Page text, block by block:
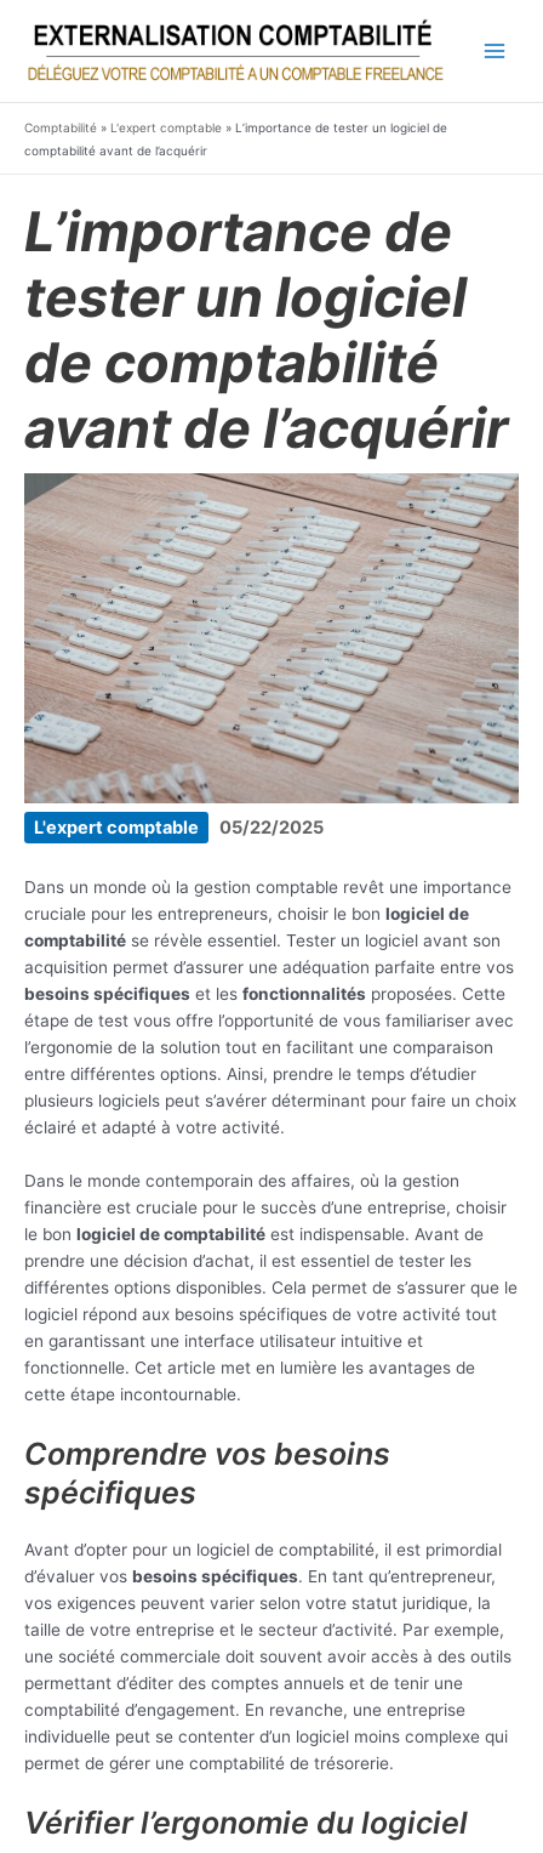
contenu
Comptabilité » L'expert comptable » L’importance de tester un logiciel de
comptabilité avant de l’acquérir
L’importance de
tester un logiciel
de comptabilité
avant de l’acquérir
L'expert comptable 05/22/2025
Dans un monde où la gestion comptable revêt une importance
cruciale pour les entrepreneurs, choisir le bon logiciel de
comptabilité se révèle essentiel. Tester un logiciel avant son
acquisition permet d’assurer une adéquation parfaite entre vos
besoins spécifiques et les fonctionnalités proposées. Cette
étape de test vous offre l’opportunité de vous familiariser avec
l’ergonomie de la solution tout en facilitant une comparaison
entre différentes options. Ainsi, prendre le temps d’étudier
plusieurs logiciels peut s’avérer déterminant pour faire un choix
éclairé et adapté à votre activité.
Dans le monde contemporain des affaires, où la gestion
financière est cruciale pour le succès d’une entreprise, choisir
le bon logiciel de comptabilité est indispensable. Avant de
prendre une décision d’achat, il est essentiel de tester les
différentes options disponibles. Cela permet de s’assurer que le
logiciel répond aux besoins spécifiques de votre activité tout
en garantissant une interface utilisateur intuitive et
fonctionnelle. Cet article met en lumière les avantages de
cette étape incontournable.
Comprendre vos besoins
spécifiques
Avant d’opter pour un logiciel de comptabilité, il est primordial
d’évaluer vos besoins spécifiques. En tant qu’entrepreneur,
vos exigences peuvent varier selon votre statut juridique, la
taille de votre entreprise et le secteur d’activité. Par exemple,
une société commerciale doit souvent avoir accès à des outils
permettant d’éditer des comptes annuels et de tenir une
comptabilité d’engagement. En revanche, une entreprise
individuelle peut se contenter d’un logiciel moins complexe qui
permet de gérer une comptabilité de trésorerie.
Vérifier l’ergonomie du logiciel